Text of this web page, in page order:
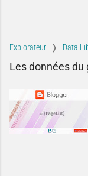
Explorateur Data
Les données